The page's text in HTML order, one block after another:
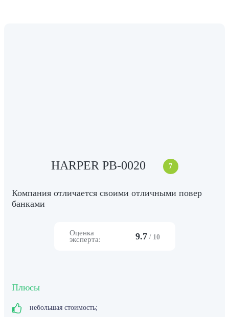
HARPER PB-0020 7
Компания отличается своими отличными повер
банками
Оценка
эксперта:
9.7 / 10
Плюсы
небольшая стоимость;